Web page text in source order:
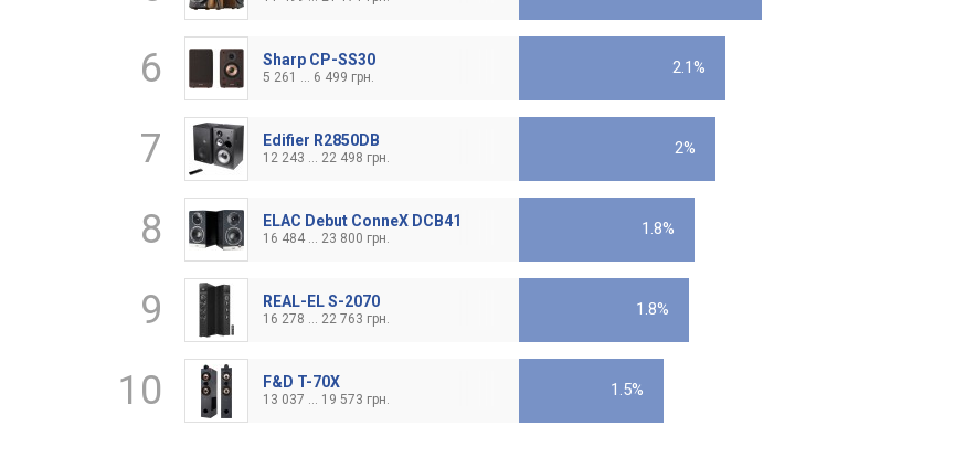
6 Sharp CP-SS30
5 261 ... 6 499 грн. 2.1%
7 Edifier R2850DB
12 243 ... 22 498 грн. 2%
8 ELAC Debut ConneX DCB41
16 484 ... 23 800 грн. 1.8%
9 REAL-EL S-2070
16 278 ... 22 763 грн. 1.8%
10 F&D T-70X
13 037 ... 19 573 грн. 1.5%